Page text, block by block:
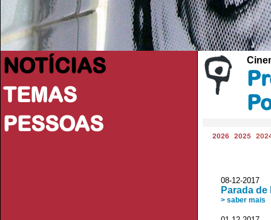
NOTÍCIAS
TEMAS
PESSOAS
2026 2025
08-12-2017
Parada
> saber mais